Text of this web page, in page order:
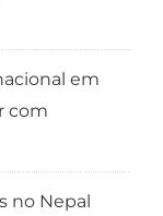
em
com
no Nepal